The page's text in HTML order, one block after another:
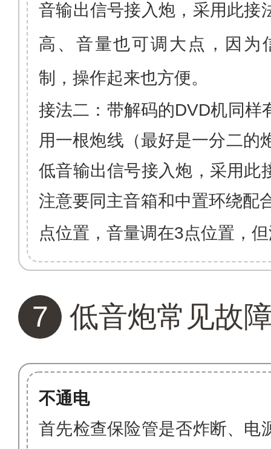
音输出信号接入炮，采用此接
高、音量也可调大点，因为
制，操作起来也方便。
接法二：带解码的DVD机同样
用一根炮线（最好是一分二的
低音输出信号接入炮，采用此
注意要同主音箱和中置环绕配
点位置，音量调在3点位置，
7 低音炮常见故
不通电
首先检查保险管是否炸断、电